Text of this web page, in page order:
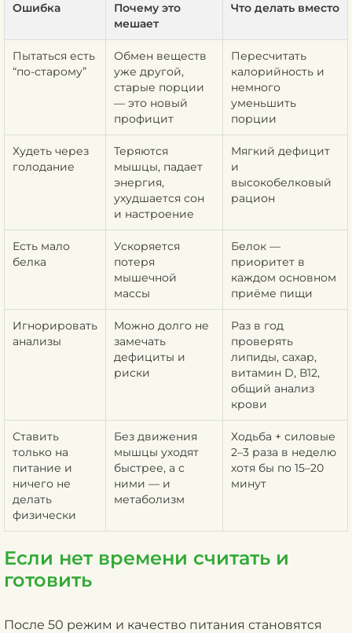
Ошибка
Почему это
мешает
Что делать вместо
Пытаться есть
“по-старому”
Обмен веществ
уже другой,
старые порции
— это новый
профицит
Пересчитать
калорийность и
немного
уменьшить
порции
Худеть через
голодание
Теряются
мышцы, падает
энергия,
ухудшается сон
и настроение
Мягкий дефицит
и
высокобелковый
рацион
Есть мало
белка
Ускоряется
потеря
мышечной
массы
Белок —
приоритет в
каждом основном
приёме пищи
Игнорировать
анализы
Можно долго не
замечать
дефициты и
риски
Раз в год
проверять
липиды, сахар,
витамин D, В12,
общий анализ
крови
Ставить
только на
питание и
ничего не
делать
физически
Без движения
мышцы уходят
быстрее, а с
ними — и
метаболизм
Ходьба + силовые
2–3 раза в неделю
хотя бы по 15–20
минут
Если нет времени считать и
готовить
После 50 режим и качество питания становятся